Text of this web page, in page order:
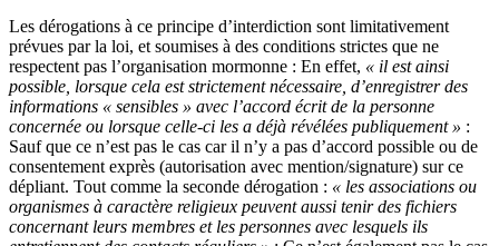
Les dérogations à ce principe d’interdiction sont limitativement
prévues par la loi, et soumises à des conditions strictes que ne
respectent pas l’organisation mormonne : En effet, « il est ainsi
possible, lorsque cela est strictement nécessaire, d’enregistrer des
informations « sensibles » avec l’accord écrit de la personne
concernée ou lorsque celle-ci les a déjà révélées publiquement » :
Sauf que ce n’est pas le cas car il n’y a pas d’accord possible ou de
consentement exprès (autorisation avec mention/signature) sur ce
dépliant. Tout comme la seconde dérogation : « les associations ou
organismes à caractère religieux peuvent aussi tenir des fichiers
concernant leurs membres et les personnes avec lesquels ils